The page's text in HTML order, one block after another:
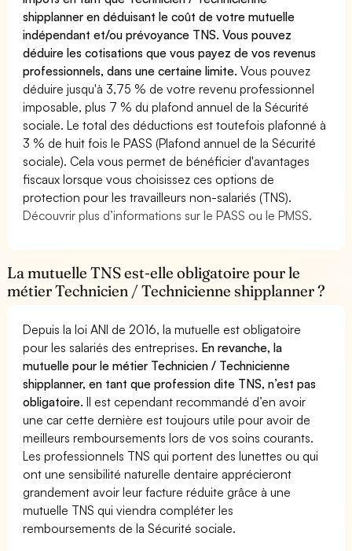
shipplanner en déduisant le coût de votre mutuelle
indépendant et/ou prévoyance TNS. Vous pouvez
déduire les cotisations que vous payez de vos revenus
professionnels, dans une certaine limite.Vous pouvez
déduire jusqu'à 3,75 % de votre revenu professionnel
imposable, plus 7 % du plafond annuel de la Sécurité
sociale. Le total des déductions est toutefois plafonné à
3 % de huit fois le PASS (Plafond annuel de la Sécurité
sociale). Cela vous permet de bénéficier d'avantages
fiscaux lorsque vous choisissez ces options de
protection pour les travailleurs non-salariés (TNS).
Découvrir plus d’informations sur le PASS ou le PMSS.
La mutuelle TNS est-elle obligatoire pour le
métier Technicien / Technicienne shipplanner ?
Depuis la loi ANI de 2016, la mutuelle est obligatoire
pour les salariés des entreprises. En revanche, la
mutuelle pour le métier Technicien / Technicienne
shipplanner, en tant que profession dite TNS, n’est pas
obligatoire.Il est cependant recommandé d’en avoir
une car cette dernière est toujours utile pour avoir de
meilleurs remboursements lors de vos soins courants.
Les professionnels TNS qui portent des lunettes ou qui
ont une sensibilité naturelle dentaire apprécieront
grandement avoir leur facture réduite grâce à une
mutuelle TNS qui viendra compléter les
remboursements de la Sécurité sociale.